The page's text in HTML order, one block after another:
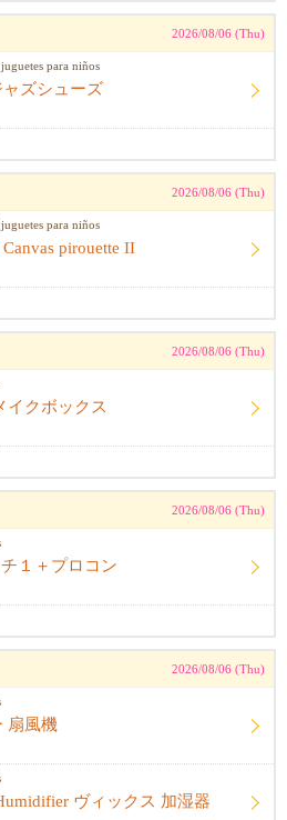
2026/08/06 (Thu)
para niños
ャズシューズ
2026/08/06 (Thu)
para niños
pirouette II
2026/08/06 (Thu)
イクボックス
2026/08/06 (Thu)
１＋プロコン
2026/08/06 (Thu)
扇風機
ヴィックス 加湿器